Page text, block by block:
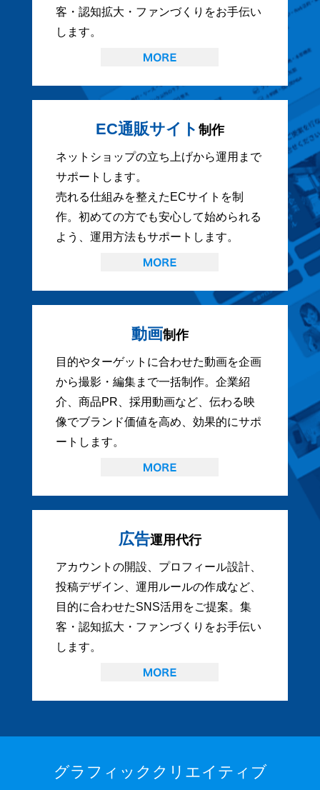
客・認知拡大・ファンづくりをお手伝い
します。
EC通販サイト 制作
ネットショップの立ち上げから運用まで
サポートします。
売れる仕組みを整えたECサイトを制
作。初めての方でも安心して始められる
よう、運用方法もサポートします。
動画制作
目的やターゲットに合わせた動画を企画
から撮影・編集まで一括制作。企業紹
介、商品PR、採用動画など、伝わる映
像でブランド価値を高め、効果的にサポ
ートします。
広告運用代行
アカウントの開設、プロフィール設計、
投稿デザイン、運用ルールの作成など、
目的に合わせたSNS活用をご提案。集
客・認知拡大・ファンづくりをお手伝い
します。
グラフィッククリエイティブ